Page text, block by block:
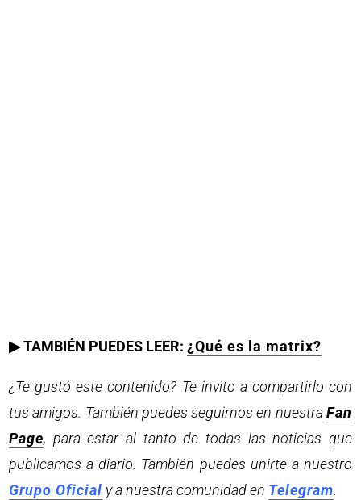
▶ TAMBIÉN PUEDES LEER:¿Qué es la matrix?
¿Te gustó este contenido? Te invito a compartirlo con
tus amigos. También puedes seguirnos en nuestraFan
Page, para estar al tanto de todas las noticias que
publicamos a diario. También puedes unirte a nuestro
Grupo Oficial y a nuestra comunidad en Telegram.